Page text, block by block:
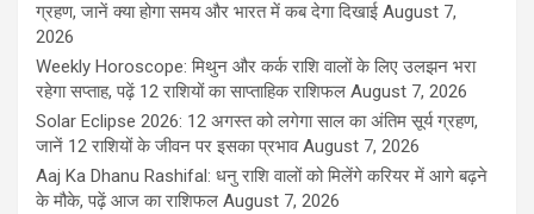
ग्रहण, जानें क्या होगा समय और भारत में कब देगा दिखाई August 7,
2026
Weekly Horoscope: मिथुन और कर्क राशि वालों के लिए उलझन भरा
रहेगा सप्ताह, पढ़ें 12 राशियों का साप्ताहिक राशिफल August 7, 2026
Solar Eclipse 2026: 12 अगस्त को लगेगा साल का अंतिम सूर्य ग्रहण,
जानें 12 राशियों के जीवन पर इसका प्रभाव August 7, 2026
Aaj Ka Dhanu Rashifal: धनु राशि वालों को मिलेंगे करियर में आगे बढ़ने
के मौके, पढ़ें आज का राशिफल August 7, 2026